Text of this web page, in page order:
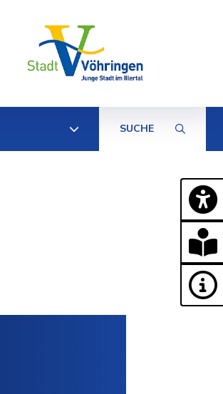
SUCHE